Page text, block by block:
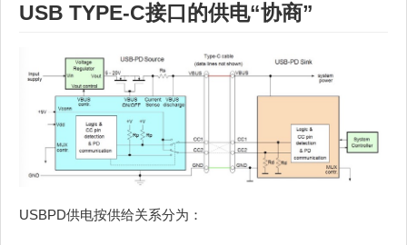
USB TYPE-C接口的供电“协商”
USBPD供电按供给关系分为：